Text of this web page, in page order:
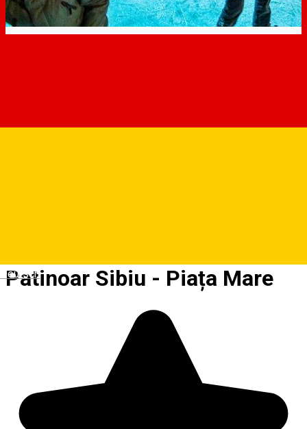
Deutsch
Patinoar Sibiu - Piața Mare